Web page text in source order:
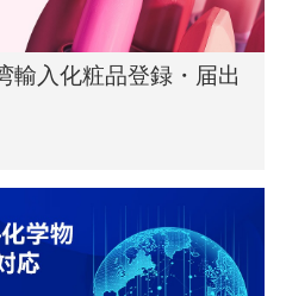
輸入化粧品登録・届出